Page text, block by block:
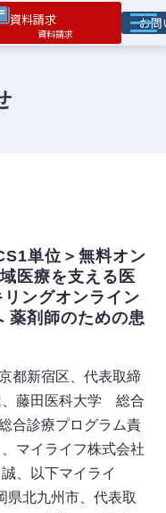
資料請求 お
単位＞無料オン
医療を支える医
ングオンライン
薬剤師のための患
都新宿区、代表取締
、藤田医科大学 総合
合診療プログラム責
マイライフ株式会社
、以下マイライ
県北九州市、代表取